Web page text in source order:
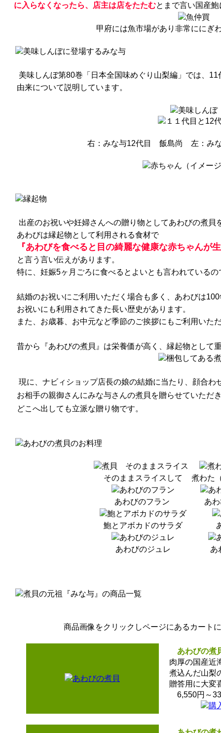
に入らなくなったら、店主は店をたたむとまで言い国産
甲府には魚市場があり非常ににぎ
美味しんぼ第80巻「日本全国味めぐり山梨編」では、
由来について説明しています。
右：みな与12代目 飯島尚 左：み
出産のお祝いや妊婦さんへの贈り物としてあわびの煮貝
あわびは縁起物として利用される食材で
『あわびを食べると目の綺麗な健康な赤ちゃんが
と言う言い伝えがあります。
特に、妊娠5ヶ月ごろに食べるとよいとも言われているの
結婚のお祝いにご利用いただく場合も多く、あわびは
お祝いにも利用されてきた長い歴史があります。
また、お歳暮、お中元など季節のご挨拶にもご利用いた
昔から『あわびの煮貝』は栄養価が高く、縁起物として
現に、ナビィショップ店長の娘の結婚に当たり、顔合わ
お相手の親御さんにみな与さんの煮貝を贈らせていただ
どこへ出しても立派な贈り物です。
そのままスライスして 煮わた
あわびのフラン あ
鮑とアボカドのサラダ
あわびのジュレ あ
商品画像をクリックしページにあるカート
あわびの煮
肉厚の国産近
煮込んだ山梨
贈答用に大変
6,550円～